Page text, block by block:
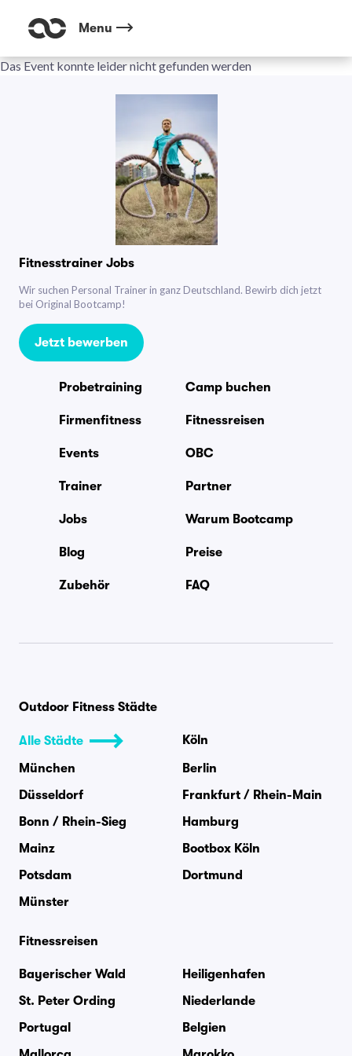
Menu
Das Event konnte leider nicht gefunden werden
Fitnesstrainer Jobs
Wir suchen Personal Trainer in ganz Deutschland. Bewirb dich jetzt
bei Original Bootcamp!
Jetzt bewerben
Probetraining Camp buchen
Firmenfitness Fitnessreisen
Events OBC
Trainer Partner
Jobs Warum Bootcamp
Blog Preise
Zubehör FAQ
Outdoor Fitness Städte
Alle Städte
Köln
München
Berlin
Düsseldorf
Frankfurt / Rhein-Main
Bonn / Rhein-Sieg
Hamburg
Mainz
Bootbox Köln
Potsdam
Dortmund
Münster
Fitnessreisen
Bayerischer Wald
Heiligenhafen
St. Peter Ording
Niederlande
Portugal
Belgien